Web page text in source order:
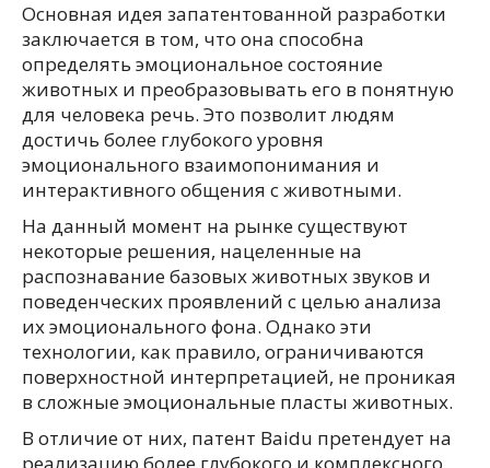
Основная идея запатентованной разработки
заключается в том, что она способна
определять эмоциональное состояние
животных и преобразовывать его в понятную
для человека речь. Это позволит людям
достичь более глубокого уровня
эмоционального взаимопонимания и
интерактивного общения с животными.
На данный момент на рынке существуют
некоторые решения, нацеленные на
распознавание базовых животных звуков и
поведенческих проявлений с целью анализа
их эмоционального фона. Однако эти
технологии, как правило, ограничиваются
поверхностной интерпретацией, не проникая
в сложные эмоциональные пласты животных.
В отличие от них, патент Baidu претендует на